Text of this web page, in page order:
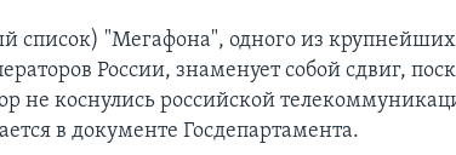
список) "Мегафона", одного из крупнейших
России, знаменует собой сдвиг,
не коснулись российской
в документе Госдепартамента.